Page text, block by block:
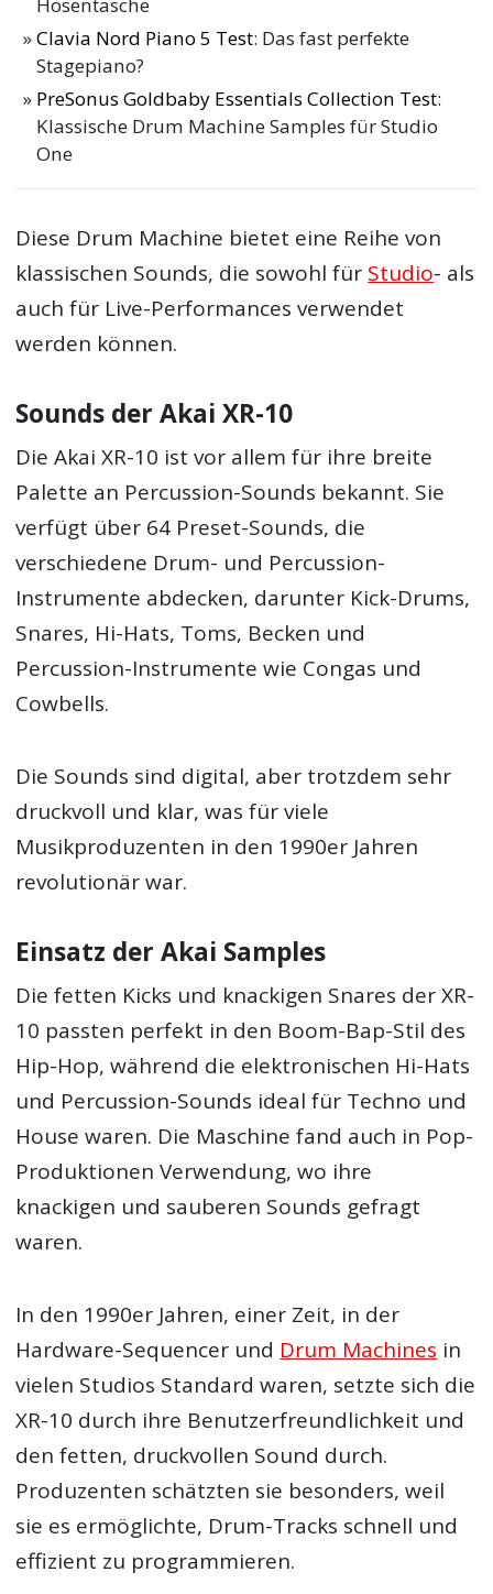
Hosentasche
Clavia Nord Piano 5 Test: Das fast perfekte
Stagepiano?
PreSonus Goldbaby Essentials Collection Test:
Klassische Drum Machine Samples für Studio
One
Diese Drum Machine bietet eine Reihe von
klassischen Sounds, die sowohl für Studio- als
auch für Live-Performances verwendet
werden können.
Sounds der Akai XR-10
Die Akai XR-10 ist vor allem für ihre breite
Palette an Percussion-Sounds bekannt. Sie
verfügt über 64 Preset-Sounds, die
verschiedene Drum- und Percussion-
Instrumente abdecken, darunter Kick-Drums,
Snares, Hi-Hats, Toms, Becken und
Percussion-Instrumente wie Congas und
Cowbells.
Die Sounds sind digital, aber trotzdem sehr
druckvoll und klar, was für viele
Musikproduzenten in den 1990er Jahren
revolutionär war.
Einsatz der Akai Samples
Die fetten Kicks und knackigen Snares der XR-
10 passten perfekt in den Boom-Bap-Stil des
Hip-Hop, während die elektronischen Hi-Hats
und Percussion-Sounds ideal für Techno und
House waren. Die Maschine fand auch in Pop-
Produktionen Verwendung, wo ihre
knackigen und sauberen Sounds gefragt
waren.
In den 1990er Jahren, einer Zeit, in der
Hardware-Sequencer und Drum Machines in
vielen Studios Standard waren, setzte sich die
XR-10 durch ihre Benutzerfreundlichkeit und
den fetten, druckvollen Sound durch.
Produzenten schätzten sie besonders, weil
sie es ermöglichte, Drum-Tracks schnell und
effizient zu programmieren.